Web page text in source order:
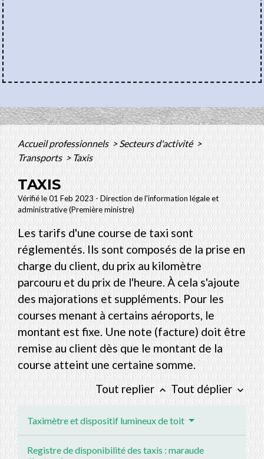
Accueil professionnels>Secteurs d'activité>
Transports> Taxis
TAXIS
Vérifié le 01 Feb 2023 - Direction de l'information légale et
administrative (Première ministre)
Les tarifs d'une course de taxi sont
réglementés. Ils sont composés de la prise en
charge du client, du prix au kilomètre
parcouru et du prix de l'heure. À cela s'ajoute
des majorations et suppléments. Pour les
courses menant à certains aéroports, le
montant est fixe. Une note (facture) doit être
remise au client dès que le montant de la
course atteint une certaine somme.
Tout replier keyboard_arrow_up Tout déplier keyboard_arrow_down
Taximètre et dispositif lumineux de toit
Registre de disponibilité des taxis : maraude